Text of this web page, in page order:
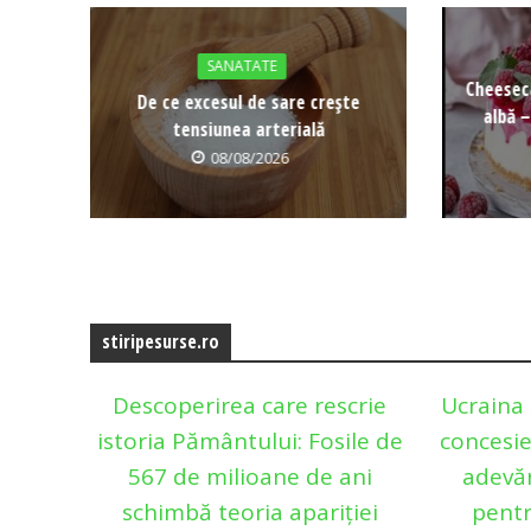
SANATATE
De ce excesul de sare crește
tensiunea arterială
08/08/2026
albă
stiripesurse.ro
Descoperirea care rescrie
istoria Pământului: Fosile de
567 de milioane de ani
schimbă teoria apariției